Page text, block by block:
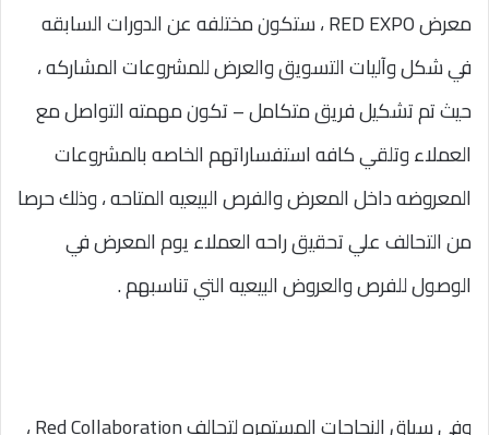
معرض RED EXPO ، ستكون مختلفه عن الدورات السابقه
في شكل وآليات التسويق والعرض للمشروعات المشاركه ،
حيث تم تشكيل فريق متكامل – تكون مهمته التواصل مع
العملاء وتلقي كافه استفساراتهم الخاصه بالمشروعات
المعروضه داخل المعرض والفرص البيعيه المتاحه ، وذلك حرصا
من التحالف علي تحقيق راحه العملاء يوم المعرض في
الوصول للفرص والعروض البيعيه التي تناسبهم .
وفي سياق النجاحات المستمره لتحالف Red Collaboration ،